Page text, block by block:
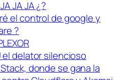
JA JA ¿?
el control de google y
?
el delator silencioso
Stack, donde se gana la